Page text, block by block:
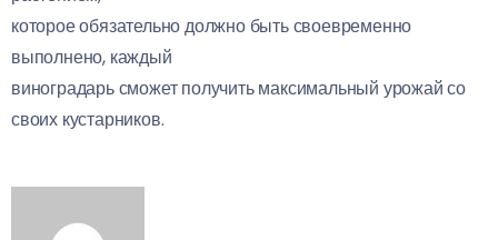
которое обязательно должно быть своевременно
выполнено, каждый
виноградарь сможет получить максимальный урожай со
своих кустарников.